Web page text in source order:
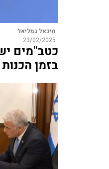
מיכאל גמליאל
23/02/2025
כטב"מים
בזמן